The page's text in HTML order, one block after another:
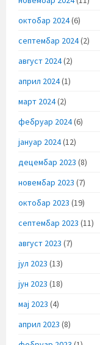
октобар 2024(6)
септембар 2024(2)
август 2024(2)
април 2024(1)
март 2024(2)
фебруар 2024(6)
јануар 2024(12)
децембар 2023 (8)
новембар 2023 (7)
октобар 2023 (19)
септембар 2023 (11)
август 2023 (7)
јул 2023 (13)
јун 2023 (18)
мај 2023 (4)
април 2023 (8)